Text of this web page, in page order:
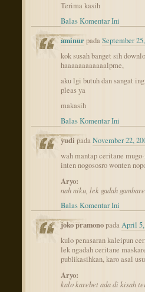
Terima kasih
Balas Komentar Ini
aminurpadaSeptember
kok susah banget sih
haaaaaaaaaaaalpme,
aku lgi butuh dan sangat
pleas ya
makasih
Balas Komentar Ini
yudi padaNovember 22,
wah mantap ceritane
inten nogososro wonten
Aryo:
nah niku, lek gadah
Balas Komentar Ini
joko pramonopadaApril 5,
kulo penasaran kaleipun
lek ngadah ceritane
publikasihkan, karo asal
Aryo:
kalo karebet ada di kisah